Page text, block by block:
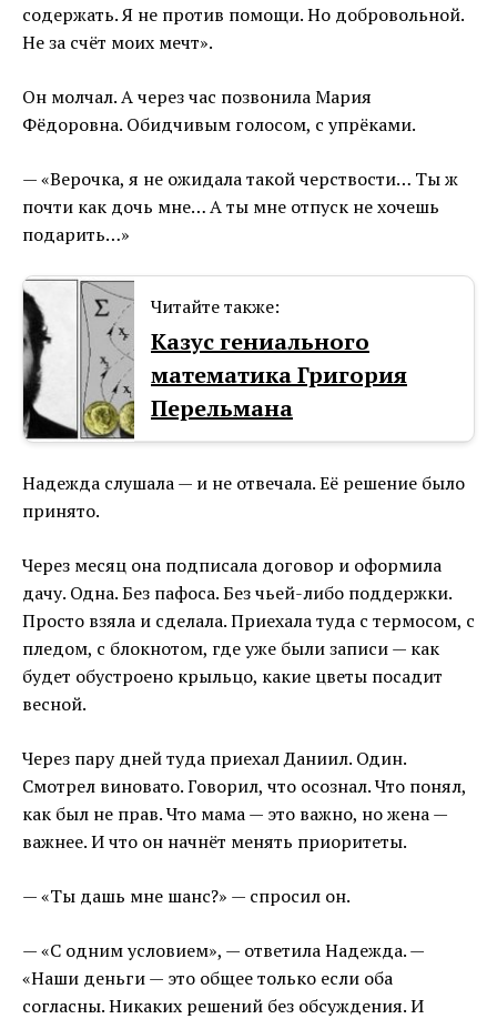
содержать. Я не против помощи. Но добровольной.
Не за счёт моих мечт».
Он молчал. А через час позвонила Мария
Фёдоровна. Обидчивым голосом, с упрёками.
— «Верочка, я не ожидала такой черствости… Ты ж
почти как дочь мне… А ты мне отпуск не хочешь
подарить…»
Читайте также:
Казус гениального
математика Григория
Перельмана
Надежда слушала — и не отвечала. Её решение было
принято.
Через месяц она подписала договор и оформила
дачу. Одна. Без пафоса. Без чьей-либо поддержки.
Просто взяла и сделала. Приехала туда с термосом, с
пледом, с блокнотом, где уже были записи — как
будет обустроено крыльцо, какие цветы посадит
весной.
Через пару дней туда приехал Даниил. Один.
Смотрел виновато. Говорил, что осознал. Что понял,
как был не прав. Что мама — это важно, но жена —
важнее. И что он начнёт менять приоритеты.
— «Ты дашь мне шанс?» — спросил он.
— «С одним условием», — ответила Надежда. —
«Наши деньги — это общее только если оба
согласны. Никаких решений без обсуждения. И